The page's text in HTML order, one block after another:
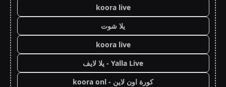
koora live
يلا شوت
koora live
Yalla Live - يلا لايف
كورة اون لاين - koora onl